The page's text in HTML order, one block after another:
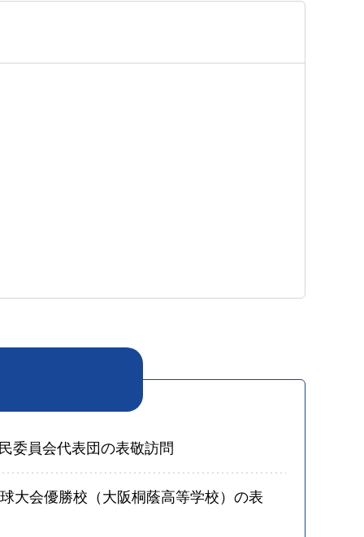
委員会代表団の表敬訪問
大会優勝校（大阪桐蔭高等学校）の表